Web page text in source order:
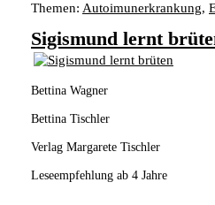
Themen: Autoimunerkrankung,
Sigismund lernt
Bettina Wagner
Bettina Tischler
Verlag Margarete Tischler
Leseempfehlung ab 4 Jahre